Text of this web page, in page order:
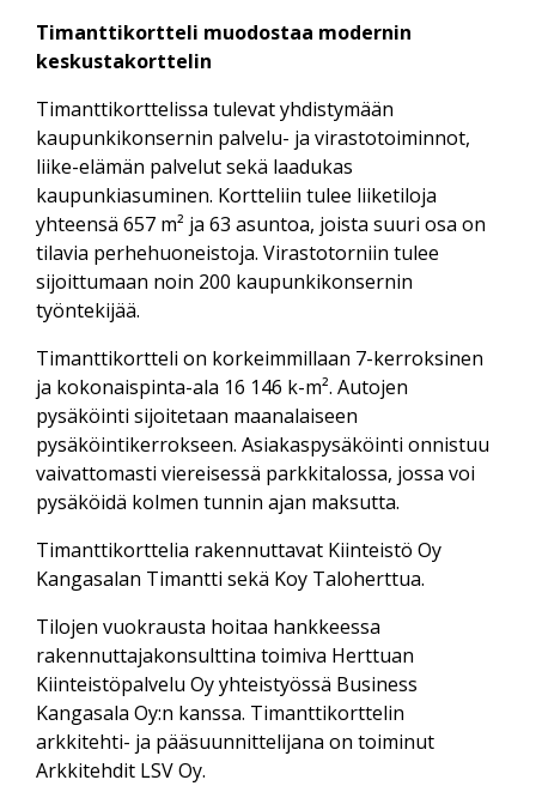
Timanttikortteli muodostaa modernin
keskustakorttelin
Timanttikorttelissa tulevat yhdistymään
kaupunkikonsernin palvelu- ja virastotoiminnot,
liike-elämän palvelut sekä laadukas
kaupunkiasuminen. Kortteliin tulee liiketiloja
yhteensä 657 m² ja 63 asuntoa, joista suuri osa on
tilavia perhehuoneistoja. Virastotorniin tulee
sijoittumaan noin 200 kaupunkikonsernin
työntekijää.
Timanttikortteli on korkeimmillaan 7-kerroksinen
ja kokonaispinta-ala 16 146 k-m². Autojen
pysäköinti sijoitetaan maanalaiseen
pysäköintikerrokseen. Asiakaspysäköinti onnistuu
vaivattomasti viereisessä parkkitalossa, jossa voi
pysäköidä kolmen tunnin ajan maksutta.
Timanttikorttelia rakennuttavat Kiinteistö Oy
Kangasalan Timantti sekä Koy Taloherttua.
Tilojen vuokrausta hoitaa hankkeessa
rakennuttajakonsulttina toimiva Herttuan
Kiinteistöpalvelu Oy yhteistyössä Business
Kangasala Oy:n kanssa. Timanttikorttelin
arkkitehti- ja pääsuunnittelijana on toiminut
Arkkitehdit LSV Oy.